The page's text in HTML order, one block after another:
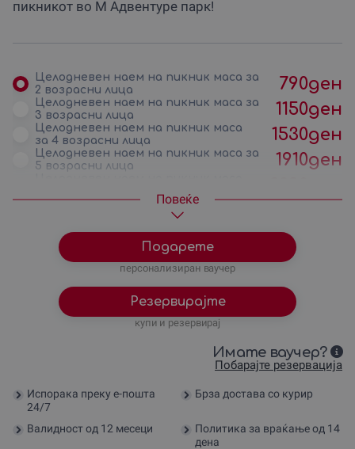
пикникот во М Адвентуре парк!
Целодневен наем на пикник маса за
2 возрасни лица
790ден
Целодневен наем на пикник маса за
3 возрасни лица
1150ден
Целодневен наем на пикник маса
за 4 возрасни лица
1530ден
Целодневен наем на пикник маса за
5 возрасни лица
1910ден
Повеќе
Подарете
персонализиран ваучер
Резервирајте
купи и резервирај
Имате ваучер?
Побарајте резервација
Испорака преку е-пошта
24/7
Брза достава со курир
Валидност од 12 месеци
Политика за враќање од 14
дена